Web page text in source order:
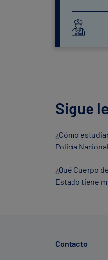
Sigue
¿Cómo
Policía
¿Qué Cuerpo
Estado tiene
Contacto